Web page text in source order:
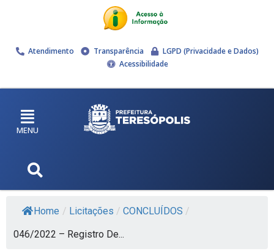
Atendimento Transparência
LGPD (Privacidade e Dados)
Acessibilidade
MENU
Home / Licitações / CONCLUÍDOS /
046/2022 – Registro De...